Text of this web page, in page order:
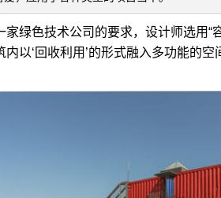
家绿色技术公司的要求，设计师选用“
内以‘回收利用’的形式融入多功能的空